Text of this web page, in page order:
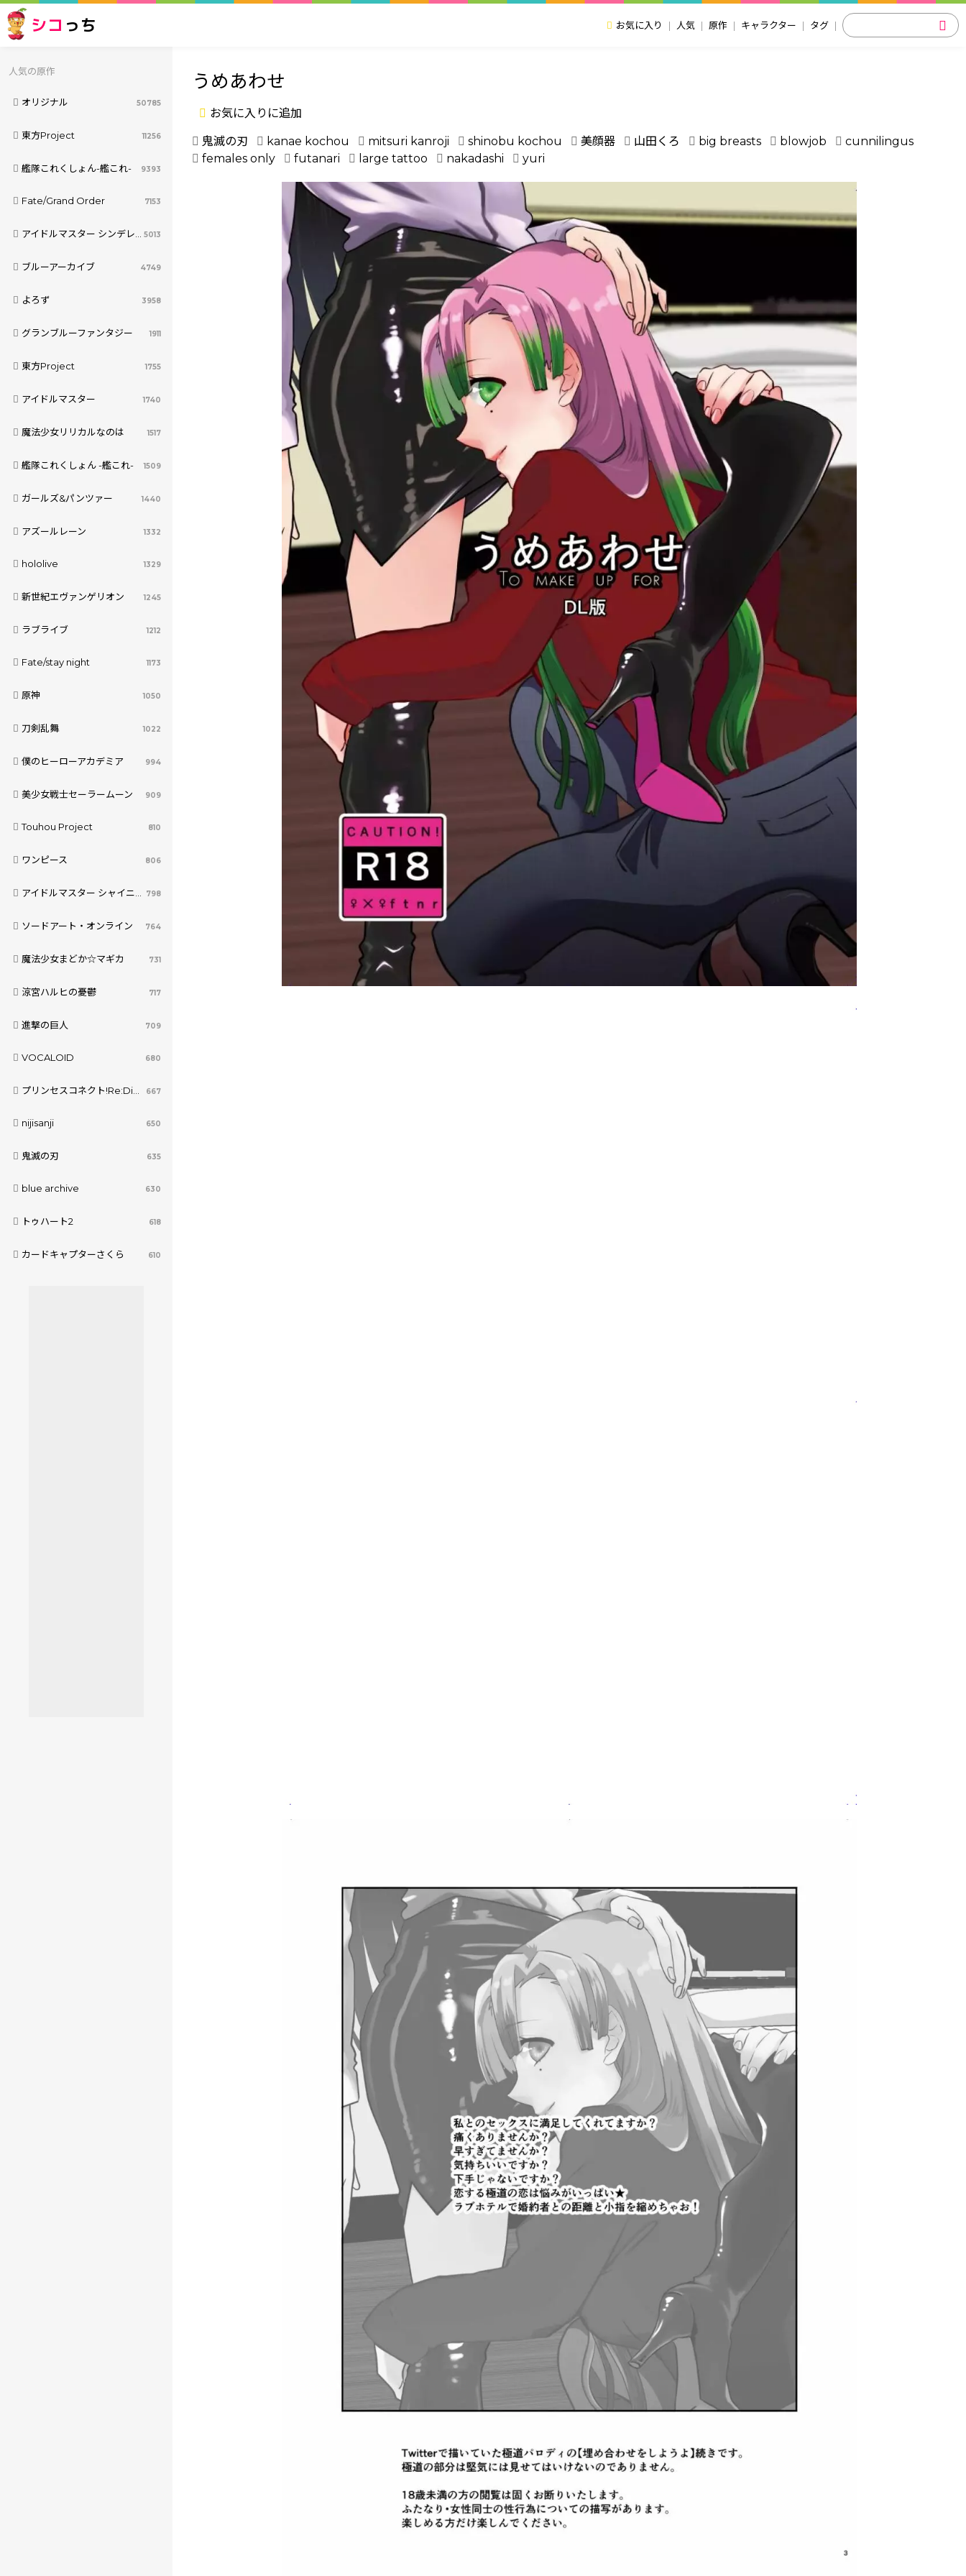
シコ っち お気に入り 人気 原作 キャラクター タグ
人気の原作
オリジナル 50785
東方Project 11256
艦隊これくしょん-艦これ- 9393
Fate/Grand Order 7153
アイドルマスター シンデレラガールズ 5013
ブルーアーカイブ 4749
よろず 3958
グランブルーファンタジー 1911
東方Project 1755
アイドルマスター 1740
魔法少女リリカルなのは 1517
艦隊これくしょん -艦これ- 1509
ガールズ&パンツァー 1440
アズールレーン 1332
hololive 1329
新世紀エヴァンゲリオン 1245
ラブライブ 1212
Fate/stay night 1173
原神 1050
刀剣乱舞 1022
僕のヒーローアカデミア 994
美少女戦士セーラームーン 909
Touhou Project 810
ワンピース 806
アイドルマスター シャイニーカラーズ 798
ソードアート・オンライン 764
魔法少女まどか☆マギカ 731
涼宮ハルヒの憂鬱 717
進撃の巨人 709
VOCALOID 680
プリンセスコネクト!Re:Dive 667
nijisanji 650
鬼滅の刃 635
blue archive 630
トゥハート2 618
カードキャプターさくら 610
うめあわせ
お気に入りに追加
鬼滅の刃 kanae kochou mitsuri kanroji shinobu kochou 美顔器 山田くろ big breasts blowjob
cunnilingus
females only
futanari large tattoo nakadashi yuri